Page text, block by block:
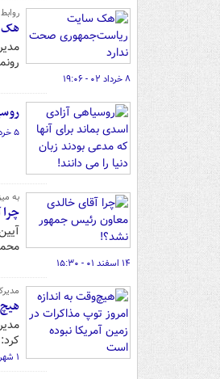
هک
۸ خرداد ۰۲ - ۱۹:۰۶
۵ خرداد ۰۲ - ۱۹:۳۰
به
۱۴ اسفند ۰۱ - ۱۵:۳۰
۱ شهریور ۰۱ - ۲۱:۲۶